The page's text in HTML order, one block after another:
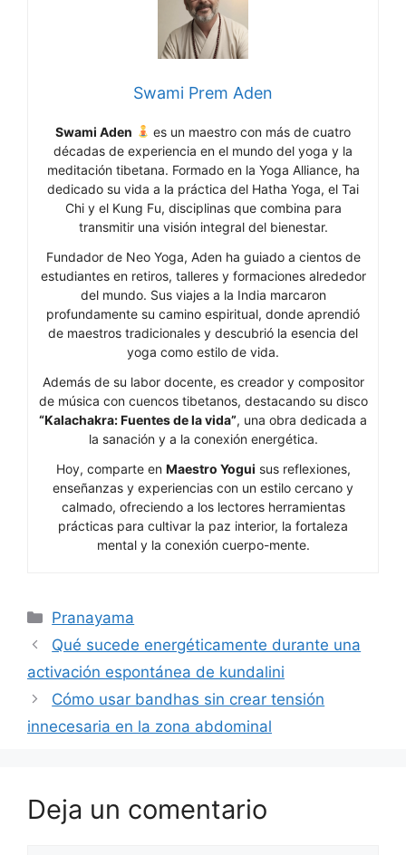
Swami Prem Aden
Swami Aden
es un maestro con más de cuatro
décadas de experiencia en el mundo del yoga y la
meditación tibetana. Formado en la Yoga Alliance, ha
dedicado su vida a la práctica del Hatha Yoga, el Tai
Chi y el Kung Fu, disciplinas que combina para
transmitir una visión integral del bienestar.
Fundador de Neo Yoga, Aden ha guiado a cientos de
estudiantes en retiros, talleres y formaciones alrededor
del mundo. Sus viajes a la India marcaron
profundamente su camino espiritual, donde aprendió
de maestros tradicionales y descubrió la esencia del
yoga como estilo de vida.
Además de su labor docente, es creador y compositor
de música con cuencos tibetanos, destacando su disco
“Kalachakra: Fuentes de la vida”, una obra dedicada a
la sanación y a la conexión energética.
Hoy, comparte en Maestro Yogui sus reflexiones,
enseñanzas y experiencias con un estilo cercano y
calmado, ofreciendo a los lectores herramientas
prácticas para cultivar la paz interior, la fortaleza
mental y la conexión cuerpo-mente.
Categorías
Pranayama
Qué sucede energéticamente durante una
activación espontánea de kundalini
Cómo usar bandhas sin crear tensión
innecesaria en la zona abdominal
Deja un comentario